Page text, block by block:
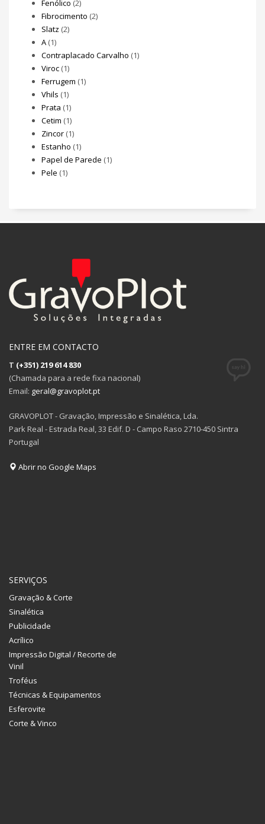
Fenólico (2)
Fibrocimento (2)
Slatz (2)
A (1)
Contraplacado Carvalho (1)
Viroc (1)
Ferrugem (1)
Vhils (1)
Prata (1)
Cetim (1)
Zincor (1)
Estanho (1)
Papel de Parede (1)
Pele (1)
ENTRE EM CONTACTO
T (+351) 219 614 830
(Chamada para a rede fixa nacional)
Email: geral@gravoplot.pt
GRAVOPLOT - Gravação, Impressão e Sinalética, Lda.
Park Real - Estrada Real, 33 Edif. D - Campo Raso 2710-450 Sintra
Portugal
Abrir no Google Maps
SERVIÇOS
Gravação & Corte
Sinalética
Publicidade
Acrílico
Impressão Digital / Recorte de
Vinil
Troféus
Técnicas & Equipamentos
Esferovite
Corte & Vinco